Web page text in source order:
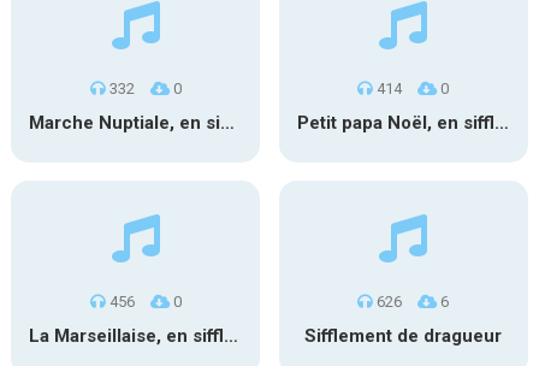
332 0
Marche Nuptiale, en sifflant 1
414 0
Petit papa Noël, en sifflant
456 0
La Marseillaise, en sifflant
626 6
Sifflement de dragueur